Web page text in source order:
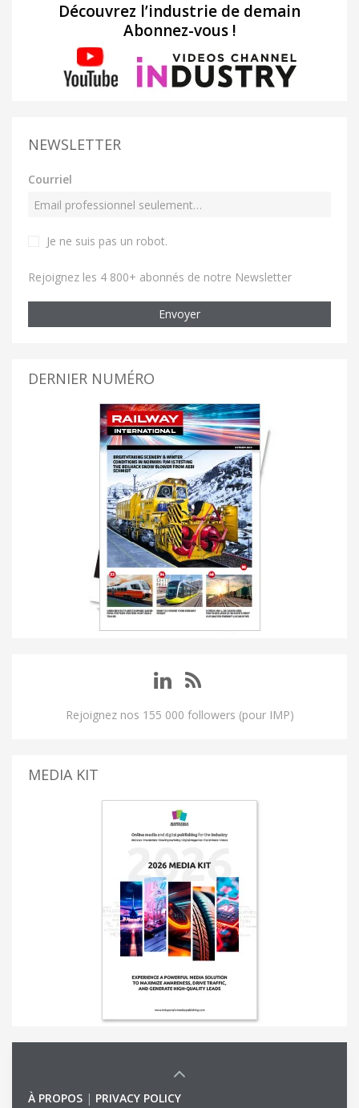
Découvrez l’industrie de demain
Abonnez-vous !
NEWSLETTER
Courriel
Je ne suis pas un robot.
Rejoignez les 4 800+ abonnés de notre Newsletter
Envoyer
DERNIER NUMÉRO
Rejoignez nos 155 000 followers (pour IMP)
MEDIA KIT
À PROPOS | PRIVACY POLICY